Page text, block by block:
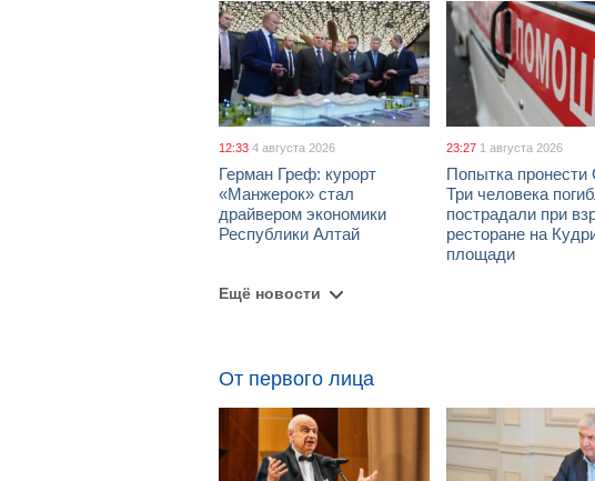
12:33 4 августа 2026
Герман Греф: курорт
«Манжерок» стал
драйвером экономики
Республики Алтай
23:27 1 августа 2026
Попытка
Три человека
пострадали при
ресторане на
площади
Ещё новости
От первого лица